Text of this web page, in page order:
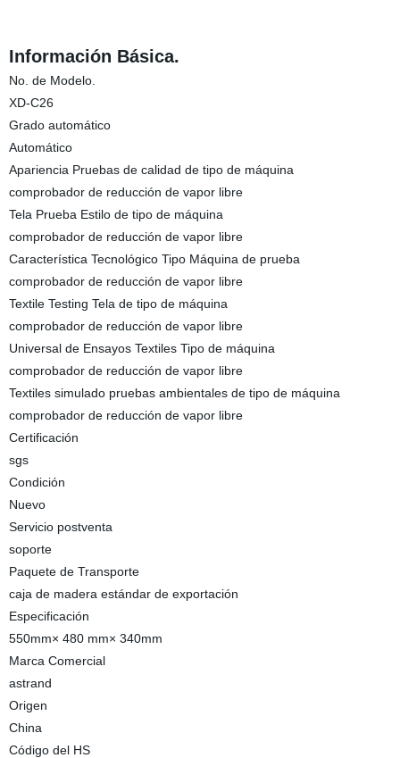
Información Básica.
No. de Modelo.
XD-C26
Grado automático
Automático
Apariencia Pruebas de calidad de tipo de máquina
comprobador de reducción de vapor libre
Tela Prueba Estilo de tipo de máquina
comprobador de reducción de vapor libre
Característica Tecnológico Tipo Máquina de prueba
comprobador de reducción de vapor libre
Textile Testing Tela de tipo de máquina
comprobador de reducción de vapor libre
Universal de Ensayos Textiles Tipo de máquina
comprobador de reducción de vapor libre
Textiles simulado pruebas ambientales de tipo de máquina
comprobador de reducción de vapor libre
Certificación
sgs
Condición
Nuevo
Servicio postventa
soporte
Paquete de Transporte
caja de madera estándar de exportación
Especificación
550mm× 480 mm× 340mm
Marca Comercial
astrand
Origen
China
Código del HS